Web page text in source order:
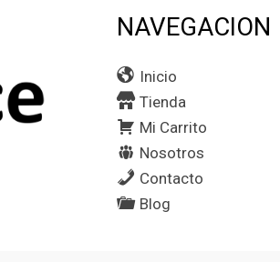
NAVEGACION
Inicio
Tienda
Mi Carrito
Nosotros
Contacto
Blog